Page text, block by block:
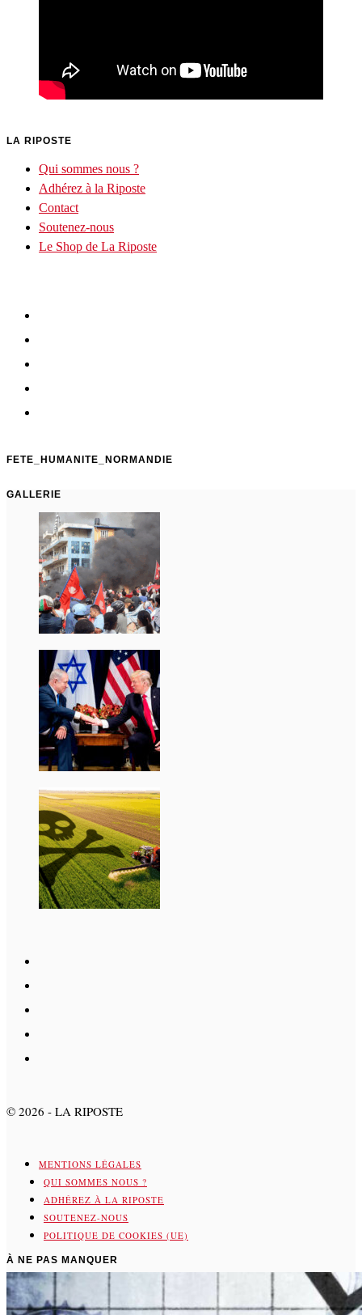
LA RIPOSTE
Qui sommes nous ?
Adhérez à la Riposte
Contact
Soutenez-nous
Le Shop de La Riposte
FETE_HUMANITE_NORMANDIE
GALLERIE
© 2026 - LA RIPOSTE
MENTIONS LÉGALES
QUI SOMMES NOUS ?
ADHÉREZ À LA RIPOSTE
SOUTENEZ-NOUS
POLITIQUE DE COOKIES (UE)
À NE PAS MANQUER